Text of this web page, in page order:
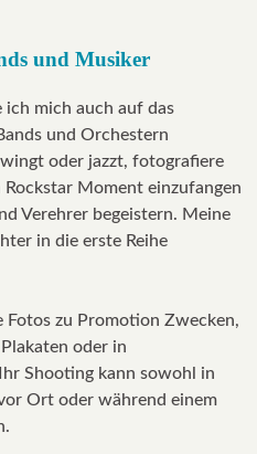
und Musiker
ich mich auch auf das
und Orchestern
oder jazzt, fotografiere
Moment einzufangen
Verehrer begeistern. Meine
in die erste Reihe
Fotos zu Promotion Zwecken,
oder in
Shooting kann sowohl in
Ort oder während einem